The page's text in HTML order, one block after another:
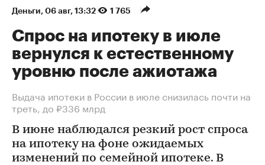
Деньги⁠, 06 авг, 13:32 1 765
Спрос на ипотеку в июле
вернулся к естественному
уровню после ажиотажа
Выдача ипотеки в России в июле снизилась почти на
треть, до ₽336 млрд
В июне наблюдался резкий рост спроса
на ипотеку на фоне ожидаемых
изменений по семейной ипотеке. В